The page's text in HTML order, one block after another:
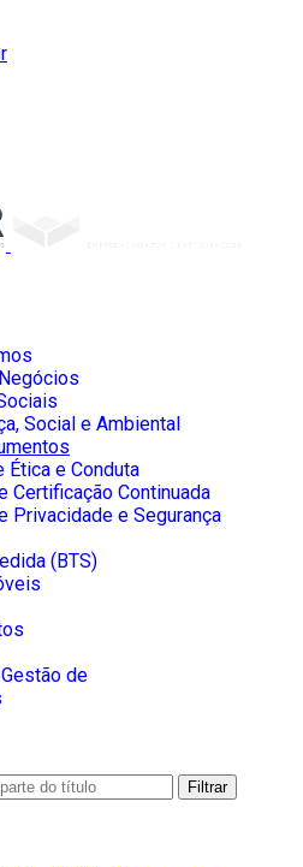
Social e Ambiental
Ética e Conduta
Certificação Continuada
Privacidade e Segurança
(BTS)
de
Filtrar